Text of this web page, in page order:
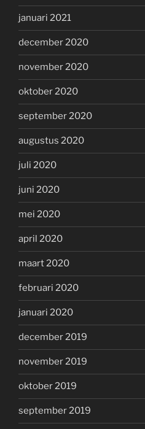
januari 2021
december 2020
november 2020
oktober 2020
september 2020
augustus 2020
juli 2020
juni 2020
mei 2020
april 2020
maart 2020
februari 2020
januari 2020
december 2019
november 2019
oktober 2019
september 2019